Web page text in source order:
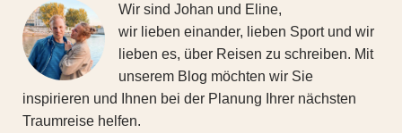
Wir sind Johan und Eline,
wir lieben einander, lieben Sport und wir
lieben es, über Reisen zu schreiben. Mit
unserem Blog möchten wir Sie
inspirieren und Ihnen bei der Planung Ihrer nächsten
Traumreise helfen.